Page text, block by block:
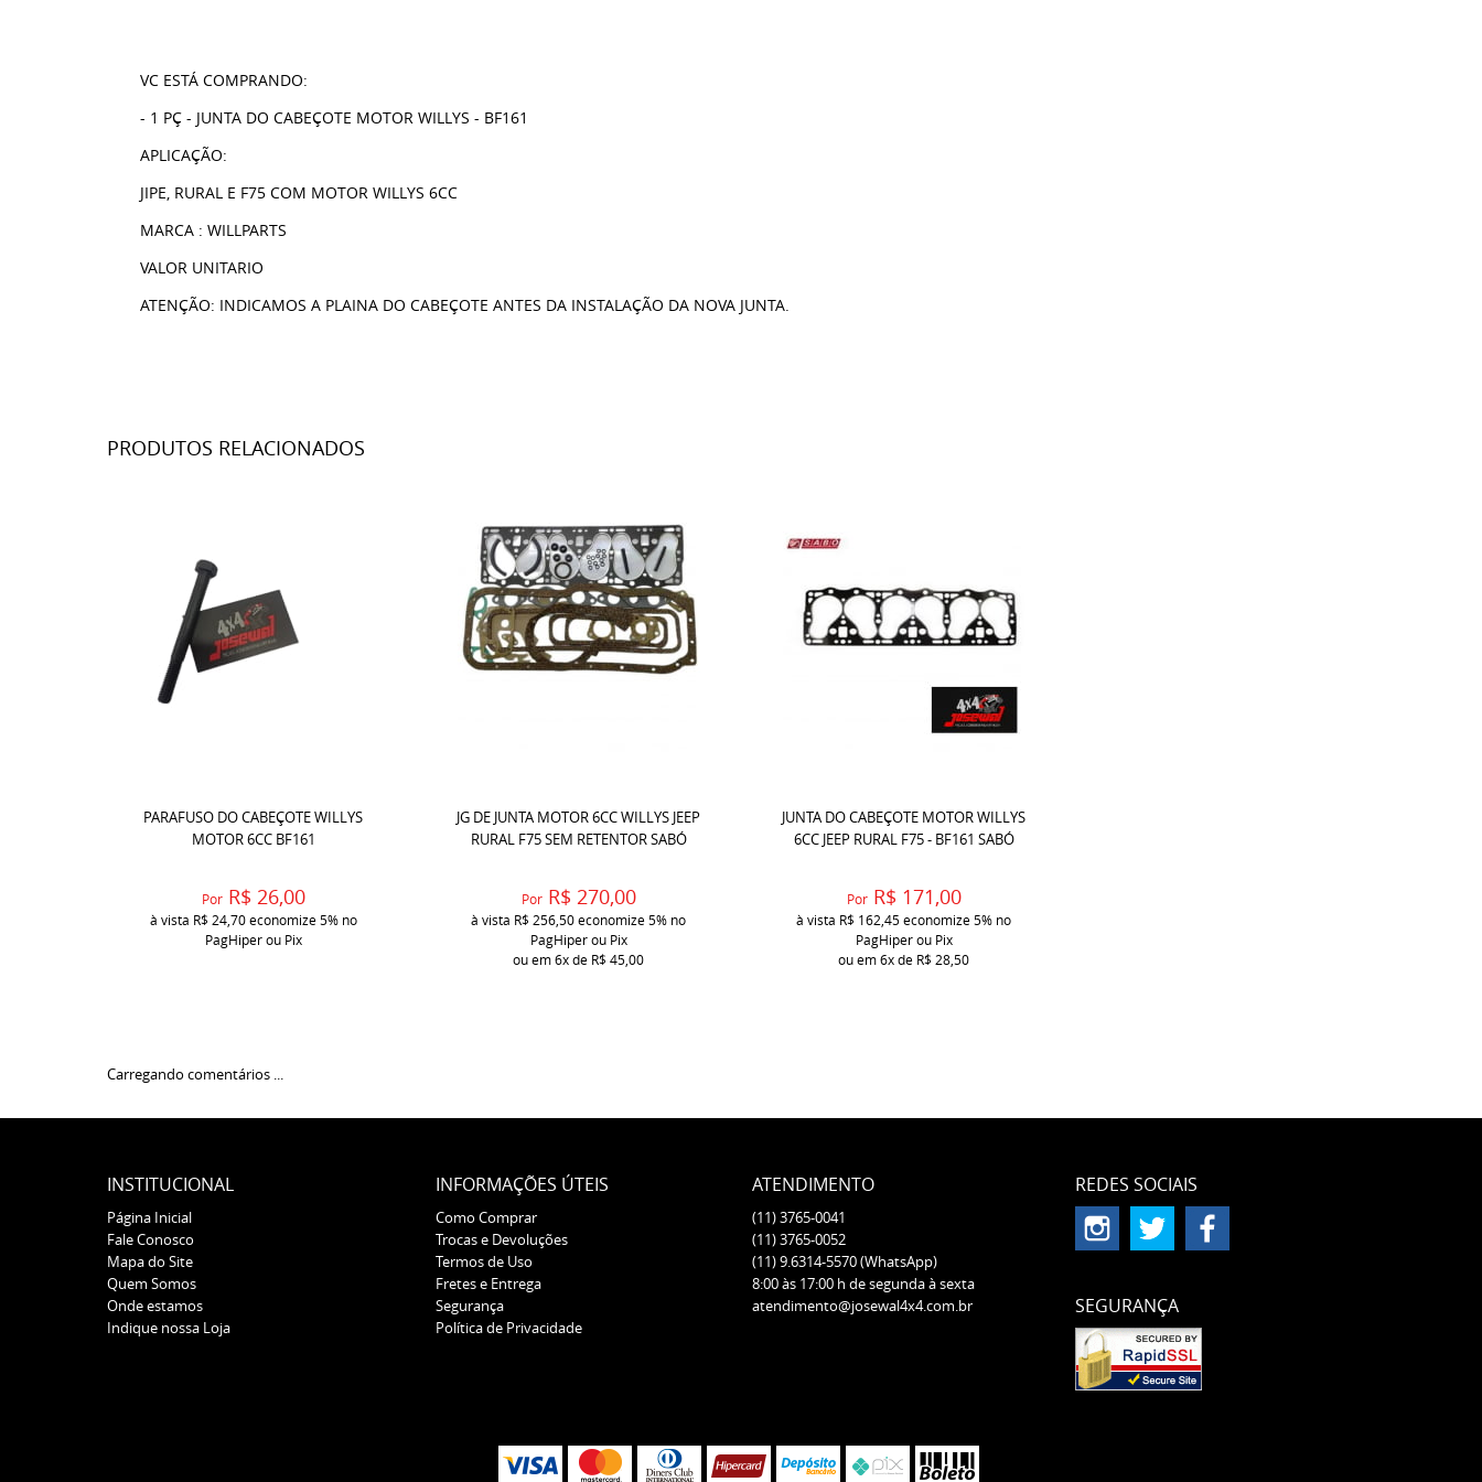
VC ESTÁ COMPRANDO:
- 1 PÇ - JUNTA DO CABEÇOTE MOTOR WILLYS - BF161
APLICAÇÃO:
JIPE, RURAL E F75 COM MOTOR WILLYS 6CC
MARCA : WILLPARTS
VALOR UNITARIO
ATENÇÃO: INDICAMOS A PLAINA DO CABEÇOTE ANTES DA INSTALAÇÃO DA NOVA JUNTA.
PRODUTOS RELACIONADOS
PARAFUSO DO CABEÇOTE WILLYS
MOTOR 6CC BF161
Por R$ 26,00
à vista R$ 24,70economize5% no
PagHiper ou Pix
JG DE JUNTA MOTOR 6CC WILLYS JEEP
RURAL F75 SEM RETENTOR SABÓ
Por R$ 270,00
à vista R$ 256,50economize5% no
PagHiper ou Pix
ou em6xde R$ 45,00
JUNTA DO CABEÇOTE MOTOR WILLYS
6CC JEEP RURAL F75 - BF161 SABÓ
Por R$ 171,00
à vista R$ 162,45economize5% no
PagHiper ou Pix
ou em6xde R$ 28,50
Carregando comentários ...
INSTITUCIONAL
Página Inicial
Fale Conosco
Mapa do Site
Quem Somos
Onde estamos
Indique nossa Loja
INFORMAÇÕES ÚTEIS
Como Comprar
Trocas e Devoluções
Termos de Uso
Fretes e Entrega
Segurança
Política de Privacidade
ATENDIMENTO
(11)3765-0041
(11)3765-0052
(11)9.6314-5570(WhatsApp)
8:00 às 17:00 h de segunda à sexta
atendimento@josewal4x4.com.br
REDES SOCIAIS
SEGURANÇA